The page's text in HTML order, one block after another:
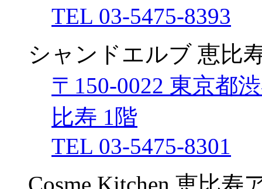
TEL 03-5475-8393
シャンドエルブ 恵比
〒150-0022 東京都
比寿 1階
TEL 03-5475-8301
Cosme Kitchen 恵比寿